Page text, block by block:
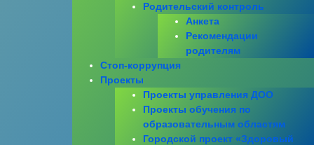
Родительский контроль
Анкета
Рекомендации
родителям
Стоп-коррупция
Проекты
Проекты управления ДОО
Проекты обучения по
образовательным областям
Городской проект «Здоровый